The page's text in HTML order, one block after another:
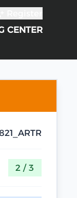
CENTER
2 / 3